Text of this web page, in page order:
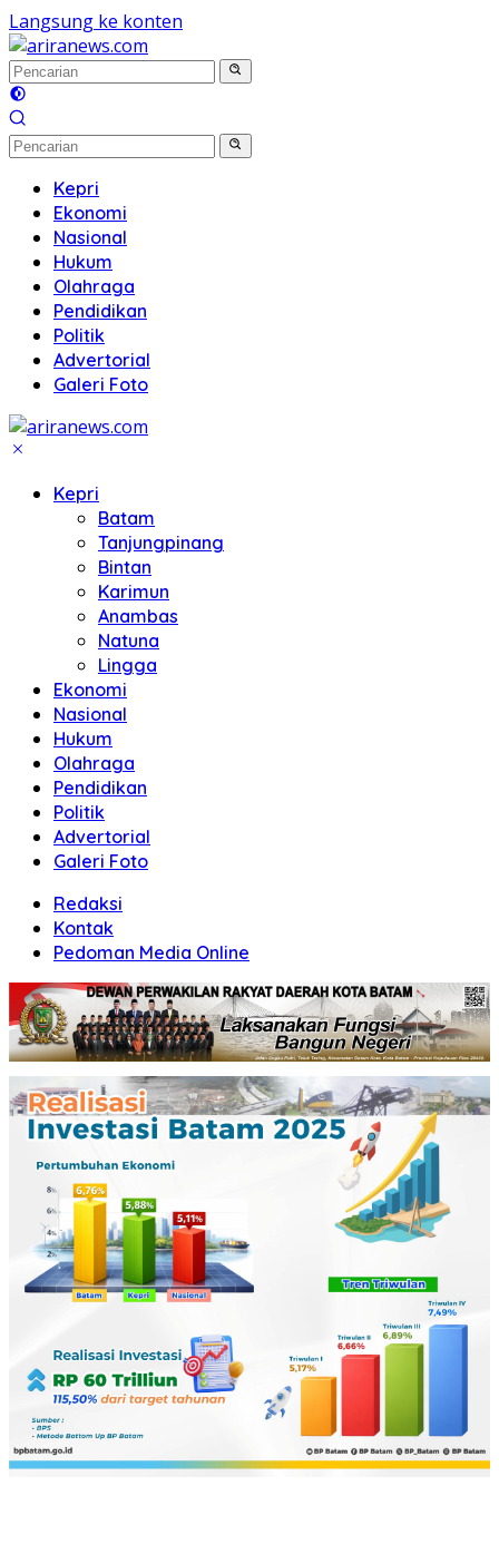
Langsung ke konten
Kepri
Ekonomi
Nasional
Hukum
Olahraga
Pendidikan
Politik
Advertorial
Galeri Foto
Kepri
Batam
Tanjungpinang
Bintan
Karimun
Anambas
Natuna
Lingga
Ekonomi
Nasional
Hukum
Olahraga
Pendidikan
Politik
Advertorial
Galeri Foto
Redaksi
Kontak
Pedoman Media Online